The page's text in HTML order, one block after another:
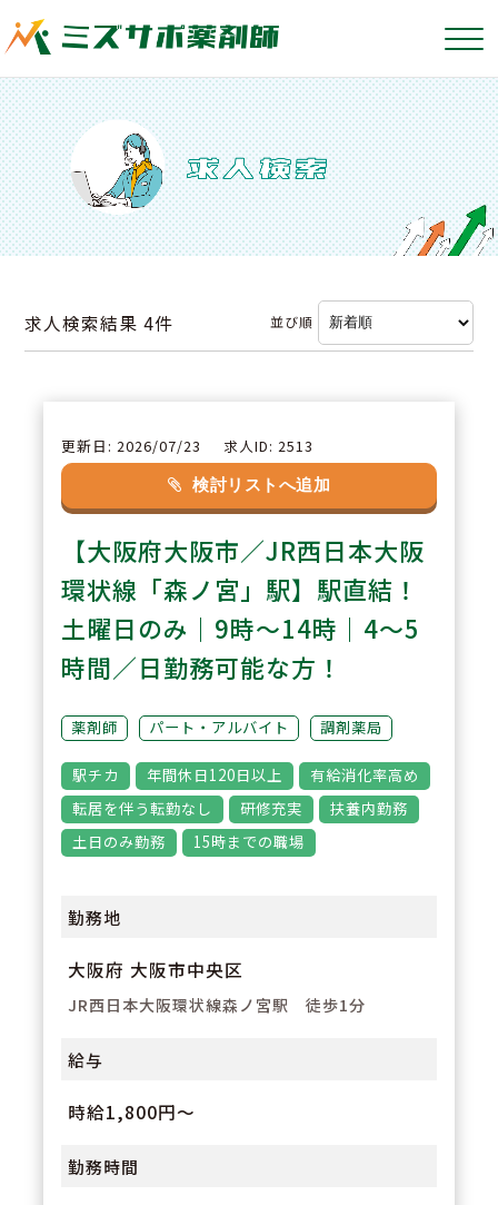
求人検索結果4件 並び順
更新日: 2026/07/23 求人ID: 2513
検討リストへ追加
【大阪府大阪市／JR西日本大阪
環状線「森ノ宮」駅】駅直結！
土曜日のみ｜9時～14時｜4～5
時間／日勤務可能な方！
薬剤師 パート・アルバイト 調剤薬局
駅チカ 年間休日120日以上
有給消化率高め
転居を伴う転勤なし
研修充実
扶養内勤務
土日のみ勤務
15時までの職場
勤務地
大阪府 大阪市中央区
JR西日本大阪環状線森ノ宮駅 徒歩1分
給与
時給1,800円～
勤務時間